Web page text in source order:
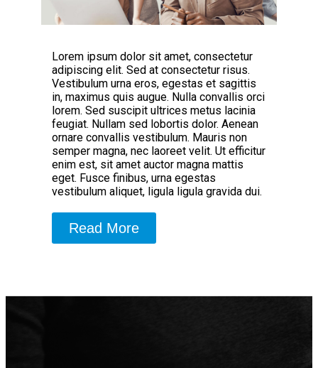
Lorem ipsum dolor sit amet, consectetur
adipiscing elit. Sed at consectetur risus.
Vestibulum urna eros, egestas et sagittis
in, maximus quis augue. Nulla convallis orci
lorem. Sed suscipit ultrices metus lacinia
feugiat. Nullam sed lobortis dolor. Aenean
ornare convallis vestibulum. Mauris non
semper magna, nec laoreet velit. Ut efficitur
enim est, sit amet auctor magna mattis
eget. Fusce finibus, urna egestas
vestibulum aliquet, ligula ligula gravida dui.
Read More